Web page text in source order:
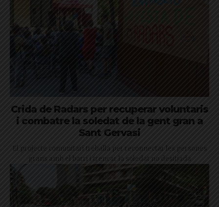
Crida de Radars per recuperar voluntaris
i combatre la soledat de la gent gran a
Sant Gervasi
El projecte comunitari treballa per reconnectar les persones
grans amb el barri i trencar la soledat no desitjada